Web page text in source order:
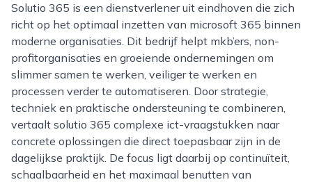
Solutio 365 is een dienstverlener uit eindhoven die zich
richt op het optimaal inzetten van microsoft 365 binnen
moderne organisaties. Dit bedrijf helpt mkb’ers, non-
profitorganisaties en groeiende ondernemingen om
slimmer samen te werken, veiliger te werken en
processen verder te automatiseren. Door strategie,
techniek en praktische ondersteuning te combineren,
vertaalt solutio 365 complexe ict-vraagstukken naar
concrete oplossingen die direct toepasbaar zijn in de
dagelijkse praktijk. De focus ligt daarbij op continuïteit,
schaalbaarheid en het maximaal benutten van